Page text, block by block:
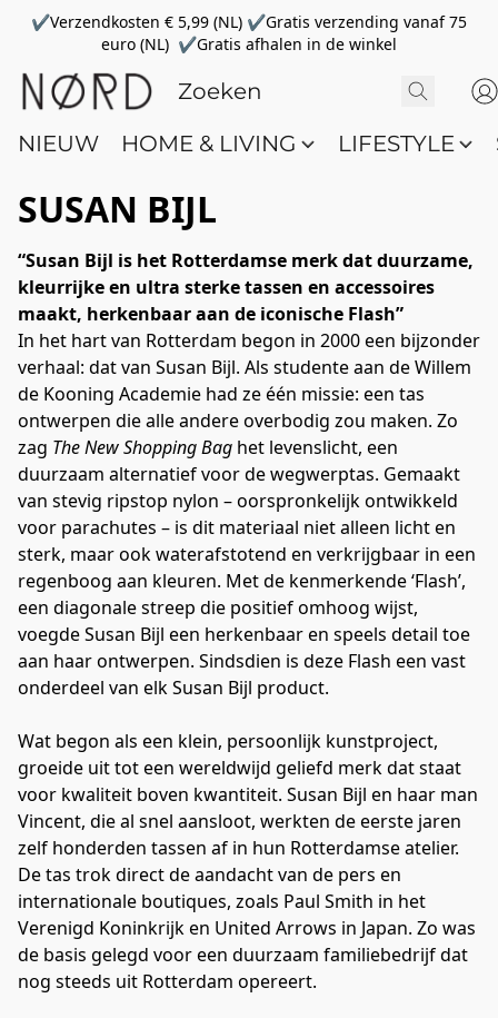
✔Verzendkosten € 5,99 (NL) ✔Gratis verzending vanaf 75
euro (NL) ✔Gratis afhalen in de winkel
NIEUW HOME & LIVING LIFESTYLE
SUSAN BIJL
“Susan Bijl is het Rotterdamse merk dat duurzame,
kleurrijke en ultra sterke tassen en accessoires
maakt, herkenbaar aan de iconische Flash”
In het hart van Rotterdam begon in 2000 een bijzonder
verhaal: dat van Susan Bijl. Als studente aan de Willem
de Kooning Academie had ze één missie: een tas
ontwerpen die alle andere overbodig zou maken. Zo
zag The New Shopping Bag het levenslicht, een
duurzaam alternatief voor de wegwerptas. Gemaakt
van stevig ripstop nylon – oorspronkelijk ontwikkeld
voor parachutes – is dit materiaal niet alleen licht en
sterk, maar ook waterafstotend en verkrijgbaar in een
regenboog aan kleuren. Met de kenmerkende ‘Flash’,
een diagonale streep die positief omhoog wijst,
voegde Susan Bijl een herkenbaar en speels detail toe
aan haar ontwerpen. Sindsdien is deze Flash een vast
onderdeel van elk Susan Bijl product.
Wat begon als een klein, persoonlijk kunstproject,
groeide uit tot een wereldwijd geliefd merk dat staat
voor kwaliteit boven kwantiteit. Susan Bijl en haar man
Vincent, die al snel aansloot, werkten de eerste jaren
zelf honderden tassen af in hun Rotterdamse atelier.
De tas trok direct de aandacht van de pers en
internationale boutiques, zoals Paul Smith in het
Verenigd Koninkrijk en United Arrows in Japan. Zo was
de basis gelegd voor een duurzaam familiebedrijf dat
nog steeds uit Rotterdam opereert.